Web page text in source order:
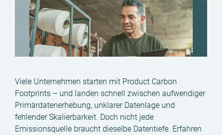
Viele Unternehmen starten mit Product Carbon
Footprints – und landen schnell zwischen aufwendiger
Primärdatenerhebung, unklarer Datenlage und
fehlender Skalierbarkeit. Doch nicht jede
Emissionsquelle braucht dieselbe Datentiefe. Erfahren